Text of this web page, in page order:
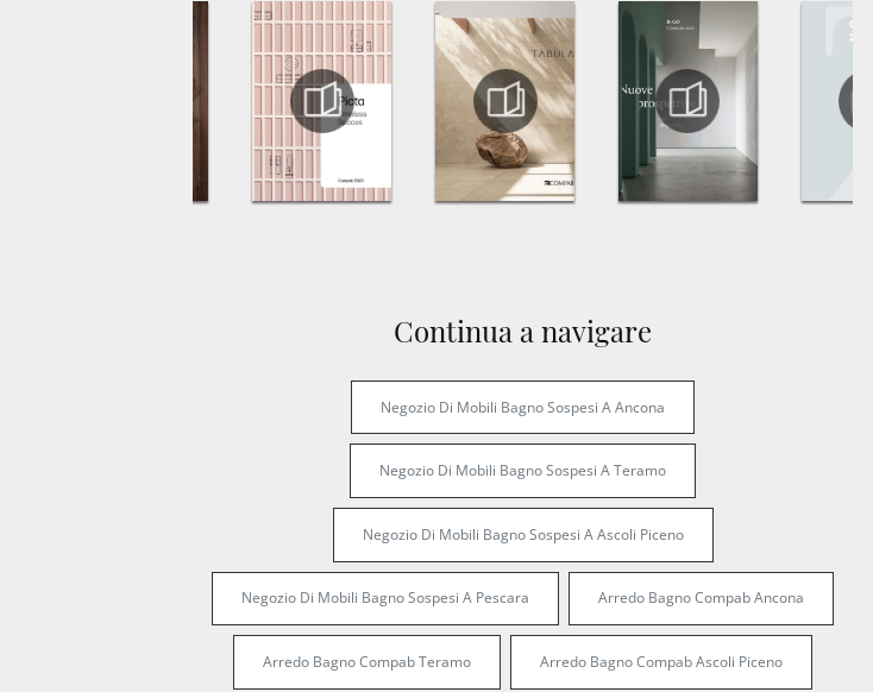
Continua a navigare
Negozio Di Mobili Bagno Sospesi A Ancona
Negozio Di Mobili Bagno Sospesi A Teramo
Negozio Di Mobili Bagno Sospesi A Ascoli Piceno
Negozio Di Mobili Bagno Sospesi A Pescara Arredo Bagno Compab Ancona
Arredo Bagno Compab Teramo Arredo Bagno Compab Ascoli Piceno